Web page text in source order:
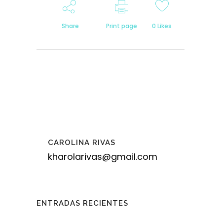
Share Print page 0 Likes
CAROLINA RIVAS
kharolarivas@gmail.com
ENTRADAS RECIENTES